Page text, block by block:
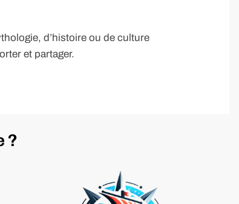
d’histoire ou de culture
et partager.
?